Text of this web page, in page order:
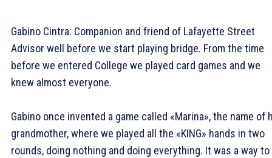
Gabino Cintra: Companion and friend of Lafayette Street
Advisor well before we start playing bridge. From the time
before we entered College we played card games and we
knew almost everyone.
Gabino once invented a game called «Marina», the name of
grandmother, where we played all the «KING» hands in two
rounds, doing nothing and doing everything. It was a way to